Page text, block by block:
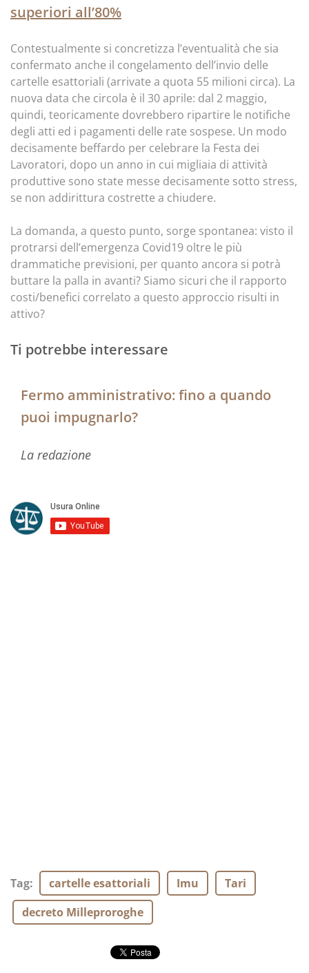
superiori all’80%
Contestualmente si concretizza l’eventualità che sia
confermato anche il congelamento dell’invio delle
cartelle esattoriali (arrivate a quota 55 milioni circa). La
nuova data che circola è il 30 aprile: dal 2 maggio,
quindi, teoricamente dovrebbero ripartire le notifiche
degli atti ed i pagamenti delle rate sospese. Un modo
decisamente beffardo per celebrare la Festa dei
Lavoratori, dopo un anno in cui migliaia di attività
produttive sono state messe decisamente sotto stress,
se non addirittura costrette a chiudere.
La domanda, a questo punto, sorge spontanea: visto il
protrarsi dell’emergenza Covid19 oltre le più
drammatiche previsioni, per quanto ancora si potrà
buttare la palla in avanti? Siamo sicuri che il rapporto
costi/benefici correlato a questo approccio risulti in
attivo?
Ti potrebbe interessare
Fermo amministrativo: fino a quando
puoi impugnarlo?
La redazione
Tag: cartelle esattoriali Imu
Tari
decreto Milleproroghe